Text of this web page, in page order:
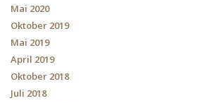
Mai 2020
Oktober 2019
Mai 2019
April 2019
Oktober 2018
Juli 2018